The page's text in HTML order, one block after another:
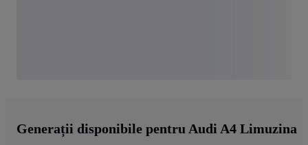
Generații disponibile pentru Audi A4 Limuzina